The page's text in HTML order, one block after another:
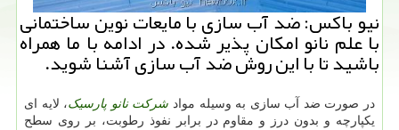
نیو باكس: ضد آب سازی با مایعات نوین ساختمانی
با علم نانو امكان پذیر شده. در ادامه با ما همراه
باشید تا با این روش ضد آب سازی آشنا شوید.
در صورت ضد آب سازی به وسیله مواد شرکت نانو پارسیک، لایه ای
یکپارچه و بدون درز و مقاوم در برابر نفوذ رطوبت، بر روی سطح